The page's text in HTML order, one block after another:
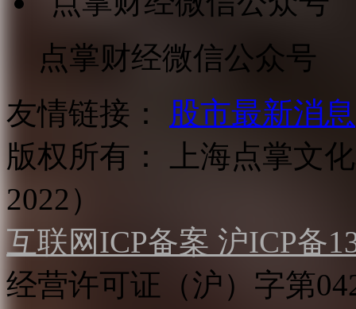
点掌财经微信公众号
友情链接：
股市最新消息
版权所有：
上海点掌文
2022）
互联网ICP备案 沪ICP备
经营许可证（沪）字第